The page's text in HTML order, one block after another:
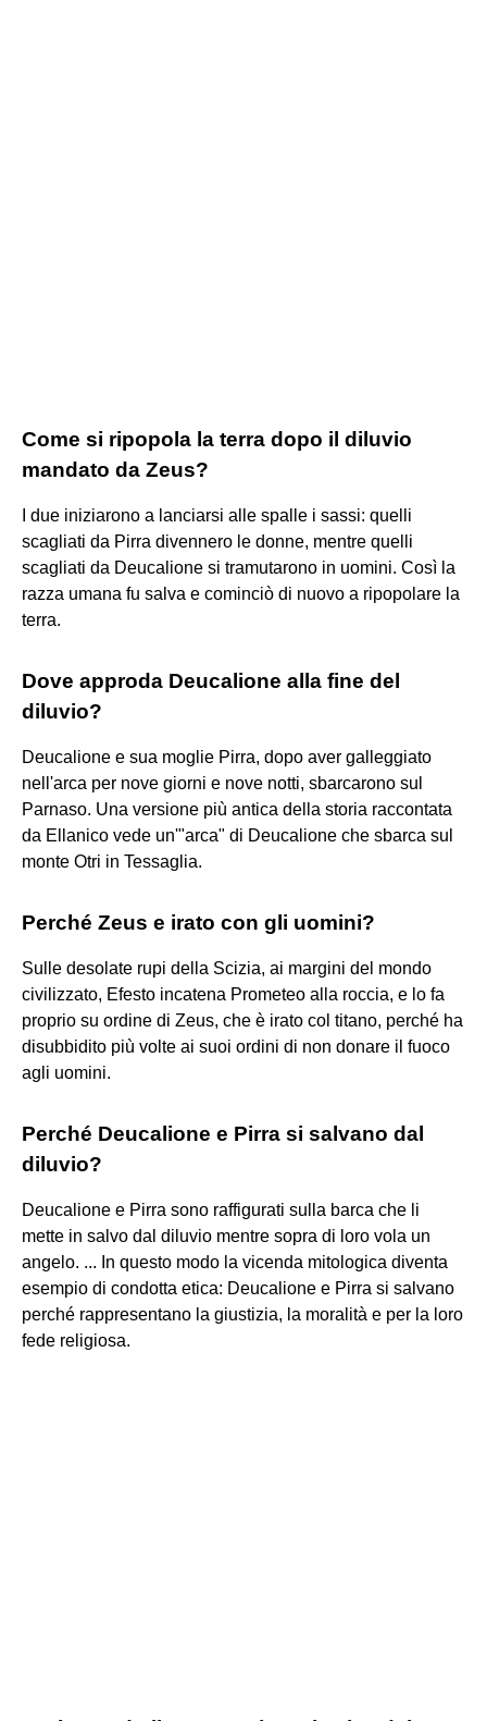
Come si ripopola la terra dopo il diluvio
mandato da Zeus?
I due iniziarono a lanciarsi alle spalle i sassi: quelli
scagliati da Pirra divennero le donne, mentre quelli
scagliati da Deucalione si tramutarono in uomini. Così la
razza umana fu salva e cominciò di nuovo a ripopolare la
terra.
Dove approda Deucalione alla fine del
diluvio?
Deucalione e sua moglie Pirra, dopo aver galleggiato
nell'arca per nove giorni e nove notti, sbarcarono sul
Parnaso. Una versione più antica della storia raccontata
da Ellanico vede un'"arca" di Deucalione che sbarca sul
monte Otri in Tessaglia.
Perché Zeus e irato con gli uomini?
Sulle desolate rupi della Scizia, ai margini del mondo
civilizzato, Efesto incatena Prometeo alla roccia, e lo fa
proprio su ordine di Zeus, che è irato col titano, perché ha
disubbidito più volte ai suoi ordini di non donare il fuoco
agli uomini.
Perché Deucalione e Pirra si salvano dal
diluvio?
Deucalione e Pirra sono raffigurati sulla barca che li
mette in salvo dal diluvio mentre sopra di loro vola un
angelo. ... In questo modo la vicenda mitologica diventa
esempio di condotta etica: Deucalione e Pirra si salvano
perché rappresentano la giustizia, la moralità e per la loro
fede religiosa.